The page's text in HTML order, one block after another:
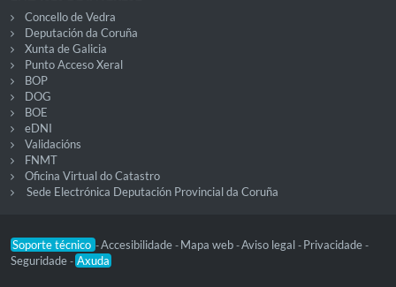
Concello de Vedra
Deputación da Coruña
Xunta de Galicia
Punto Acceso Xeral
BOP
DOG
BOE
eDNI
Validacións
FNMT
Oficina Virtual do Catastro
Sede Electrónica Deputación Provincial da Coruña
Soporte técnico -Accesibilidade - Mapa web -Aviso legal - Privacidade -
Seguridade - Axuda